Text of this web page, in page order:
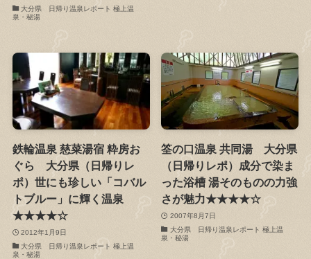
大分県 日帰り温泉レポート 極上温
泉・秘湯
鉄輪温泉 慈菜湯宿 粋房お
ぐら 大分県（日帰りレ
ポ）世にも珍しい「コバル
トブルー」に輝く温泉
★★★★☆
2012年1月9日
大分県 日帰り温泉レポート 極上温
泉・秘湯
筌の口温泉 共同湯 大分県
（日帰りレポ）成分で染ま
った浴槽 湯そのものの力強
さが魅力★★★★☆
2007年8月7日
大分県 日帰り温泉レポート 極上温
泉・秘湯